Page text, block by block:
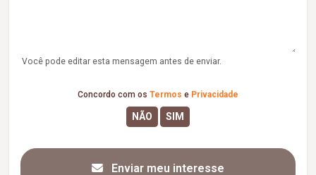
Você pode editar esta mensagem antes de enviar.
Concordo com os Termos e Privacidade
Enviar meu interesse